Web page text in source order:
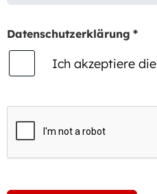
Datenschutzerklärung *
Ich akzeptiere die